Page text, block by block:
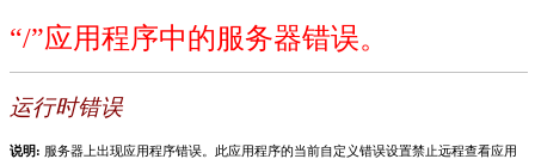
“/”应用程序中的服务器错误。
运行时错误
说明: 服务器上出现应用程序错误。此应用程序的当前自定义错误设置禁止远程查看应用